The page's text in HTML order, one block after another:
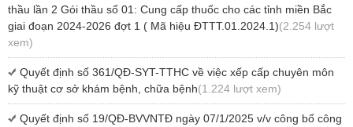
thầu lần 2 Gói thầu số 01: Cung cấp thuốc cho các tỉnh miền Bắc
giai đoạn 2024-2026 đợt 1 ( Mã hiệu ĐTTT.01.2024.1)(2.254 lượt
xem)
Quyết định số 361/QĐ-SYT-TTHC về việc xếp cấp chuyên môn
kỹ thuật cơ sở khám bệnh, chữa bệnh(1.224 lượt xem)
Quyết định số 19/QĐ-BVVNTĐ ngày 07/1/2025 v/v công bố công